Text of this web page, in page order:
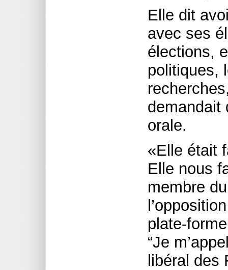
Elle dit
avec ses
élections,
poli­tiques,
demandait
orale.
«Elle était
Elle nous
membre
plate-
“Je
libéral des